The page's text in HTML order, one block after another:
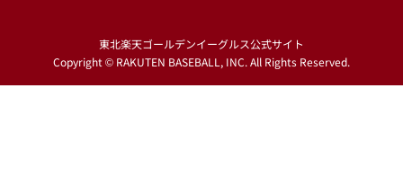
東北楽天ゴールデンイーグルス公式サイト
Copyright © RAKUTEN BASEBALL, INC. All Rights Reserved.